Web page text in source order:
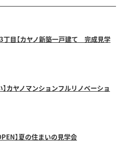
丁目【カヤノ新築一戸建て 完成見学
】カヤノマンションフルリノベーショ
】夏の住まいの見学会